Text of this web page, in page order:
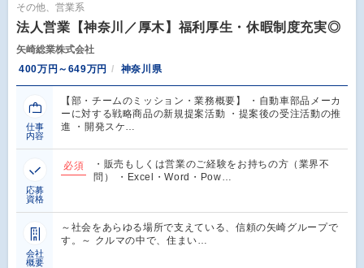
その他、営業系
法人営業【神奈川／厚木】福利厚生・休暇制度充実◎
矢崎総業株式会社
400万円～649万円
神奈川県
仕事
内容
【部・チームのミッション・業務概要】 ・自動車部品メーカ
ーに対する戦略商品の新規提案活動 ・提案後の受注活動の推
進 ・開発スケ…
応募
資格
必須
・販売もしくは営業のご経験をお持ちの方（業界不
問） ・Excel・Word・Pow…
会社
概要
～社会をあらゆる場所で支えている、信頼の矢崎グループで
す。～ クルマの中で、住まい…